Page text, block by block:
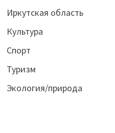
Иркутская область
Культура
Спорт
Туризм
Экология/природа